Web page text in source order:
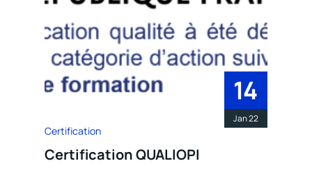
14
Jan 22
Certification
Certification QUALIOPI